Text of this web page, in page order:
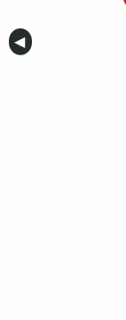
Anterior
◀︎